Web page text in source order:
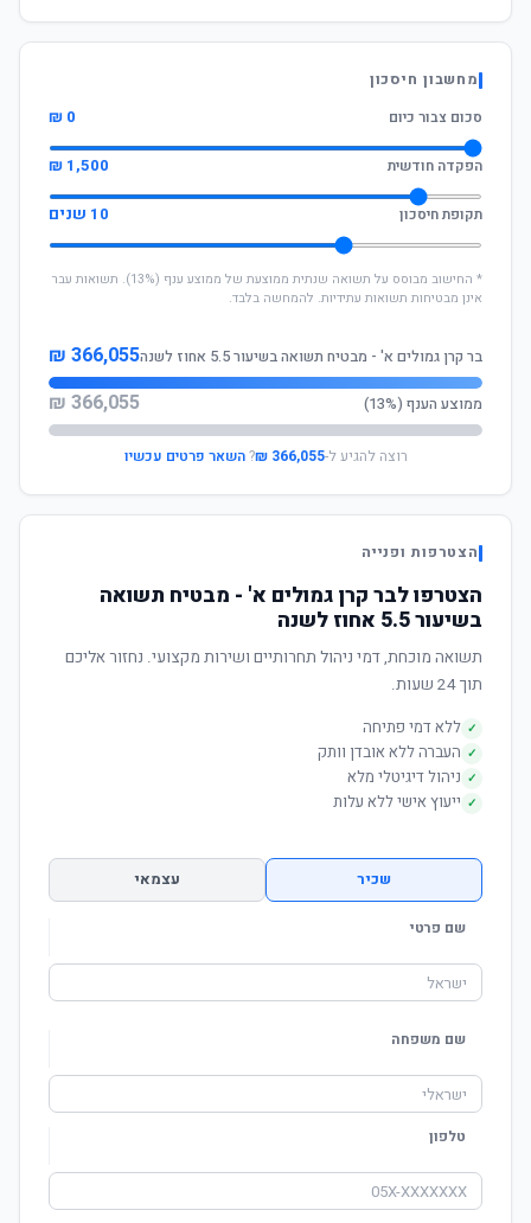
מחשבון חיסכון
סכום צבור כיום
0 ₪
הפקדה חודשית 1,500 ₪
תקופת חיסכון 10 שנים
* החישוב מבוסס על תשואה שנתית ממוצעת של ממוצע ענף (13%). תשואות עבר
אינן מבטיחות תשואות עתידיות. להמחשה בלבד.
בר קרן גמולים א' - מבטיח תשואה בשיעור 5.5 אחוז לשנה 366,055 ₪
ממוצע הענף (13%) 366,055 ₪
רוצה להגיע ל-366,055 ₪
?השאר פרטים עכשיו
הצטרפות ופנייה
הצטרפו לבר קרן גמולים א' - מבטיח תשואה
בשיעור 5.5 אחוז לשנה
תשואה מוכחת, דמי ניהול תחרותיים ושירות מקצועי. נחזור אליכם
תוך 24 שעות.
✓ ללא דמי פתיחה
✓ העברה ללא אובדן וותק
✓ ניהול דיגיטלי מלא
✓ ייעוץ אישי ללא עלות
שכיר עצמאי
שם פרטי
שם משפחה
טלפון